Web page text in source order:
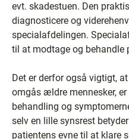
evt. skadestuen. Den
diagnosticere og
specialafdelingen.
til at modtage og behandle
Det er derfor også vigtigt,
omgås ældre mennesker,
behandling og
selv en lille synsrest
patientens evne til at klare